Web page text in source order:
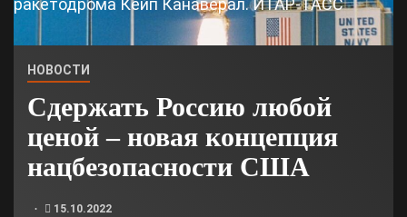
ракетодрома Кейп Канаверал. ИТАР-ТАСС
НОВОСТИ
Сдержать Россию любой
ценой – новая концепция
нацбезопасности США
15.10.2022